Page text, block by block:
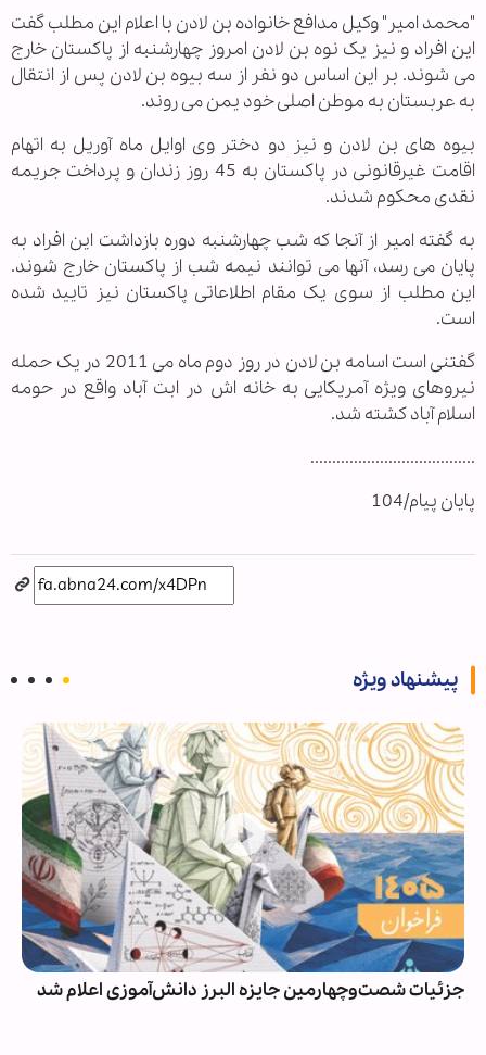
"محمد امیر" وکیل مدافع خانواده بن لادن با اعلام این مطلب گفت
این افراد و نیز یک نوه بن لادن امروز چهارشنبه از پاکستان خارج
می شوند. بر این اساس دو نفر از سه بیوه بن لادن پس از انتقال
به عربستان به موطن اصلی خود یمن می روند.
بیوه های بن لادن و نیز دو دختر وی اوایل ماه آوریل به اتهام
اقامت غیرقانونی در پاکستان به 45 روز زندان و پرداخت جریمه
نقدی محکوم شدند.
به گفته امیر از آنجا که شب چهارشنبه دوره بازداشت این افراد به
پایان می رسد، آنها می توانند نیمه شب از پاکستان خارج شوند.
این مطلب از سوی یک مقام اطلاعاتی پاکستان نیز تایید شده
است.
گفتنی است اسامه بن لادن در روز دوم ماه می 2011 در یک حمله
نیروهای ویژه آمریکایی به خانه اش در ابت آباد واقع در حومه
اسلام آباد کشته شد.
......................................
پایان پیام/104
پیشنهاد ویژه
جزئیات شصت‌وچهارمین جایزه البرز دانش‌آموزی اعلام شد